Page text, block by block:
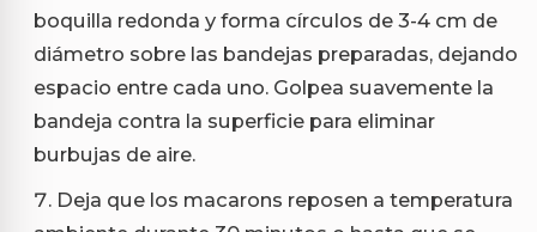
boquilla redonda y forma círculos de 3-4 cm de
diámetro sobre las bandejas preparadas, dejando
espacio entre cada uno. Golpea suavemente la
bandeja contra la superficie para eliminar
burbujas de aire.
Deja que los macarons reposen a temperatura